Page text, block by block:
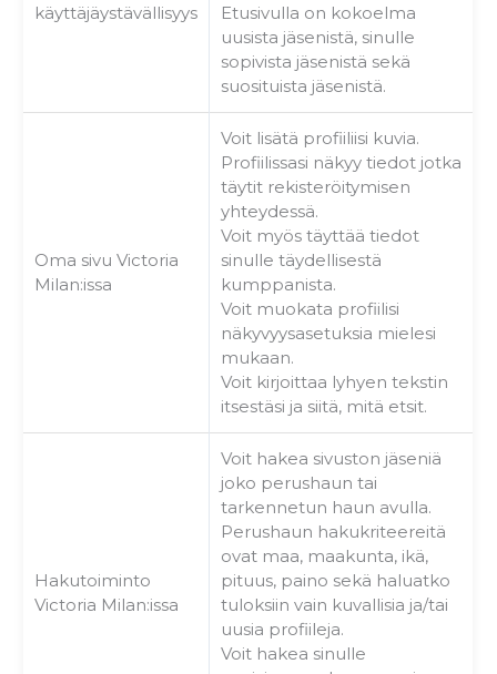
käyttäjäystävällisyys
Etusivulla on kokoelma
uusista jäsenistä, sinulle
sopivista jäsenistä sekä
suosituista jäsenistä.
Oma sivu Victoria
Milan:issa
Voit lisätä profiiliisi kuvia.
Profiilissasi näkyy tiedot jotka
täytit rekisteröitymisen
yhteydessä.
Voit myös täyttää tiedot
sinulle täydellisestä
kumppanista.
Voit muokata profiilisi
näkyvyysasetuksia mielesi
mukaan.
Voit kirjoittaa lyhyen tekstin
itsestäsi ja siitä, mitä etsit.
Hakutoiminto
Victoria Milan:issa
Voit hakea sivuston jäseniä
joko perushaun tai
tarkennetun haun avulla.
Perushaun hakukriteereitä
ovat maa, maakunta, ikä,
pituus, paino sekä haluatko
tuloksiin vain kuvallisia ja/tai
uusia profiileja.
Voit hakea sinulle